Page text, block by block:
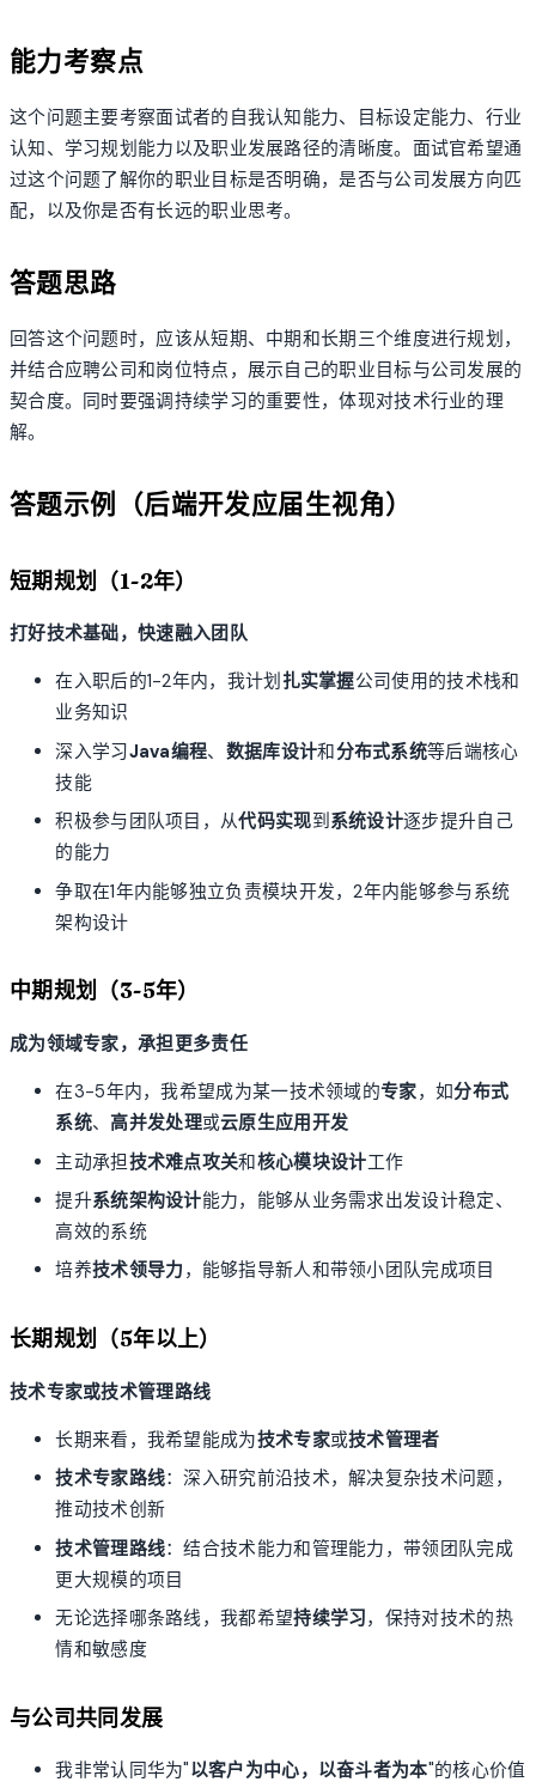
能力考察点
这个问题主要考察面试者的自我认知能力、目标设定能力、行业
认知、学习规划能力以及职业发展路径的清晰度。面试官希望通
过这个问题了解你的职业目标是否明确，是否与公司发展方向匹
配，以及你是否有长远的职业思考。
答题思路
回答这个问题时，应该从短期、中期和长期三个维度进行规划，
并结合应聘公司和岗位特点，展示自己的职业目标与公司发展的
契合度。同时要强调持续学习的重要性，体现对技术行业的理
解。
答题示例（后端开发应届生视角）
短期规划（1-2年）
打好技术基础，快速融入团队
在入职后的1-2年内，我计划 扎实掌握公司使用的技术栈和
业务知识
深入学习Java编程、 数据库设计和分布式系统等后端核心
技能
积极参与团队项目，从代码实现到系统设计逐步提升自己
的能力
争取在1年内能够独立负责模块开发，2年内能够参与系统
架构设计
中期规划（3-5年）
成为领域专家，承担更多责任
在3-5年内，我希望成为某一技术领域的专家，如分布式
系统、高并发处理或云原生应用开发
主动承担技术难点攻关和核心模块设计工作
提升系统架构设计能力，能够从业务需求出发设计稳定、
高效的系统
培养技术领导力 ，能够指导新人和带领小团队完成项目
长期规划（5年以上）
技术专家或技术管理路线
长期来看，我希望能成为技术专家或技术管理者
技术专家路线：深入研究前沿技术，解决复杂技术问题，
推动技术创新
技术管理路线：结合技术能力和管理能力，带领团队完成
更大规模的项目
无论选择哪条路线，我都希望持续学习，保持对技术的热
情和敏感度
与公司共同发展
我非常认同华为"以客户为中心，以奋斗者为本"的核心价值